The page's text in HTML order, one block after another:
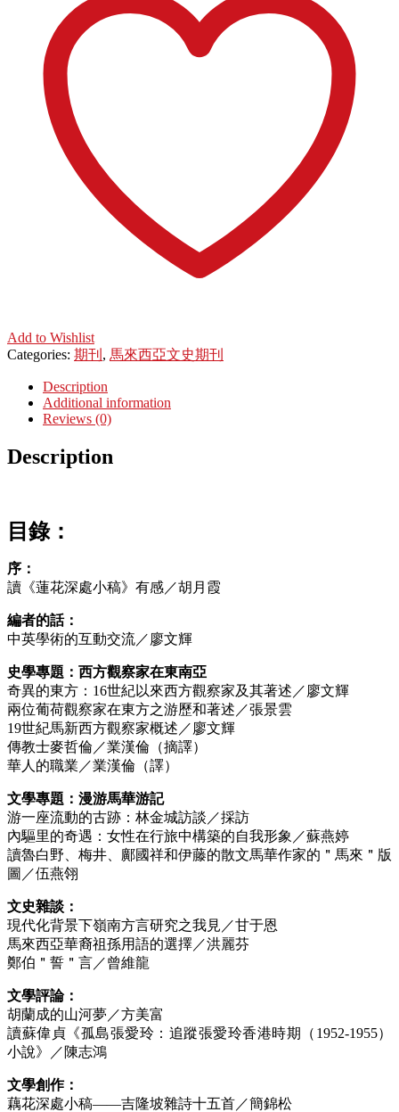
Add to Wishlist
Categories: 期刊 , 馬來西亞文史期刊
Description
Additional information
Reviews (0)
Description
目錄：
序：
讀《蓮花深處小稿》有感／胡月霞
編者的話：
中英學術的互動交流／廖文輝
史學專題：西方觀察家在東南亞
奇異的東方：16世紀以來西方觀察家及其著述／廖文輝
兩位葡荷觀察家在東方之游歷和著述／張景雲
19世紀馬新西方觀察家概述／廖文輝
傳教士麥哲倫／業漢倫（摘譯）
華人的職業／業漢倫（譯）
文學專題：漫游馬華游記
游一座流動的古跡：林金城訪談／採訪
內驅里的奇遇：女性在行旅中構築的自我形象／蘇燕婷
讀魯白野、梅井、鄺國祥和伊藤的散文馬華作家的＂馬來＂版
圖／伍燕翎
文史雜談：
現代化背景下嶺南方言研究之我見／甘于恩
馬來西亞華裔祖孫用語的選擇／洪麗芬
鄭伯＂誓＂言／曾維龍
文學評論：
胡蘭成的山河夢／方美富
讀蘇偉貞《孤島張愛玲：追蹤張愛玲香港時期（1952-1955）
小說》／陳志鴻
文學創作：
藕花深處小稿——吉隆坡雜詩十五首／簡錦松